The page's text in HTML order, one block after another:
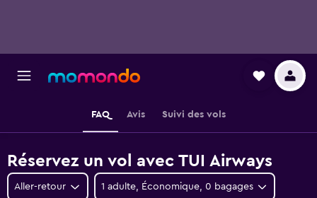
FAQ Avis Suivi des vols
Réservez un vol avec TUI Airways
Aller-retour 1 adulte, Économique, 0 bagages